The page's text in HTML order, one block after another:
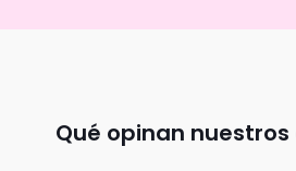
Qué opinan